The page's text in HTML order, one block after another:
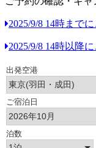
2025/9/8 14時まで
2025/9/8 14時以降